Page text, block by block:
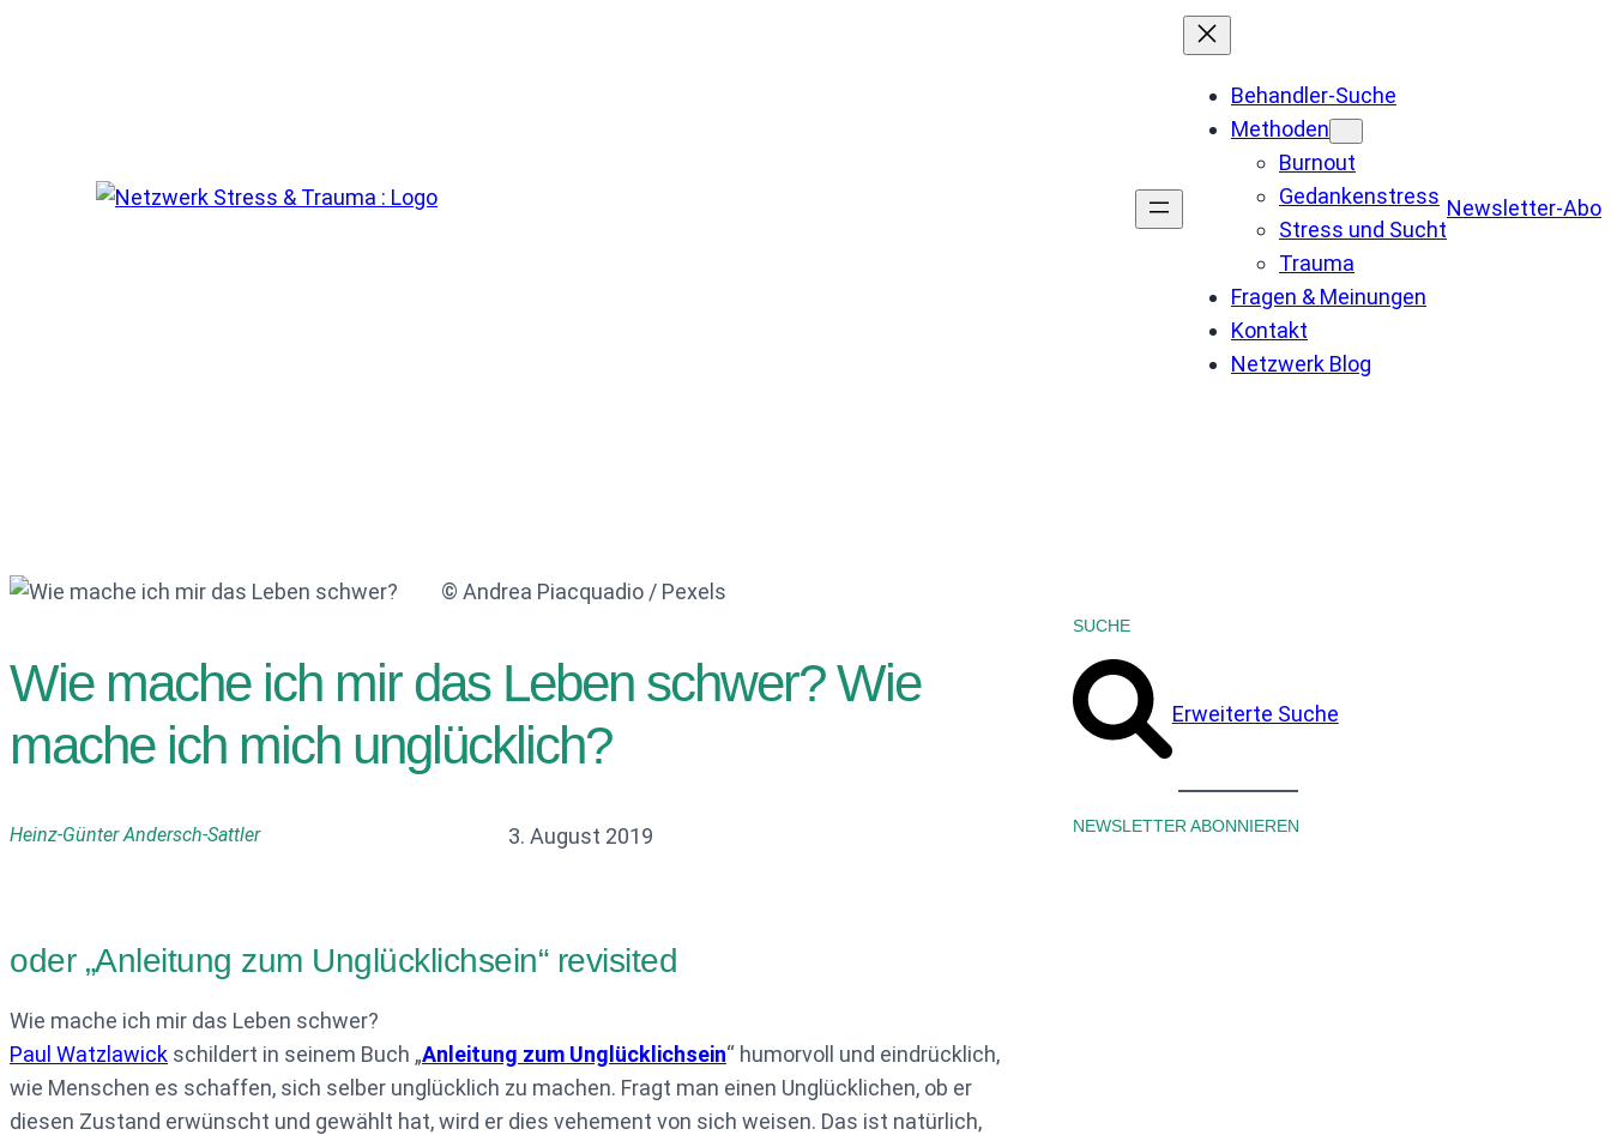
Behandler-Suche
Methoden
Burnout
Gedankenstress
Stress und Sucht
Trauma
Fragen & Meinungen
Kontakt
Netzwerk Blog
Newsletter-Abo
© Andrea Piacquadio / Pexels
Wie mache ich mir das Leben schwer? Wie
mache ich mich unglücklich?
Heinz-Günter Andersch-Sattler 3. August 2019
oder „Anleitung zum Unglücklichsein“ revisited
Wie mache ich mir das Leben schwer?
Paul Watzlawick schildert in seinem Buch „Anleitung zum Unglücklichsein“ humorvoll und eindrücklich,
wie Menschen es schaffen, sich selber unglücklich zu machen. Fragt man einen Unglücklichen, ob er
diesen Zustand erwünscht und gewählt hat, wird er dies vehement von sich weisen. Das ist natürlich,
SUCHE
Erweiterte Suche
NEWSLETTER ABONNIEREN